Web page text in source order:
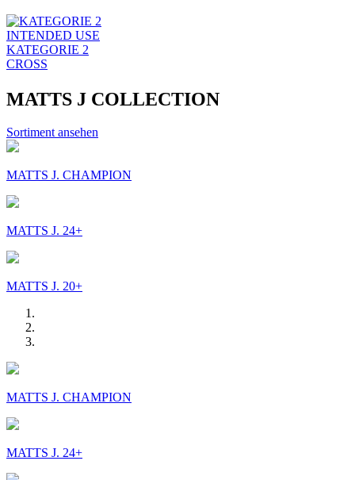
INTENDED USE
KATEGORIE 2
CROSS
MATTS J COLLECTION
Sortiment ansehen
MATTS J. CHAMPION
MATTS J. 24+
MATTS J. 20+
MATTS J. CHAMPION
MATTS J. 24+